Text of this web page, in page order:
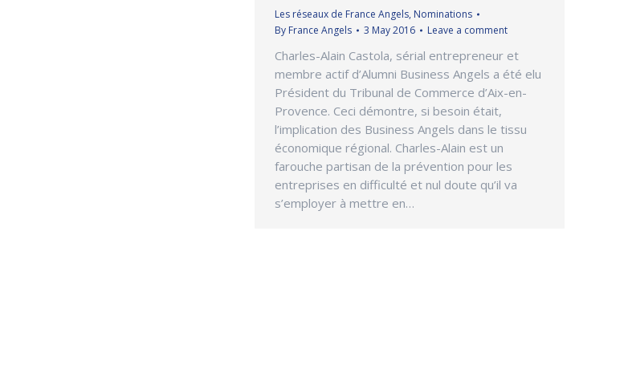
Les réseaux de France Angels, Nominations
By France Angels 3 May 2016 Leave a comment
Charles-Alain Castola, sérial entrepreneur et
membre actif d’Alumni Business Angels a été elu
Président du Tribunal de Commerce d’Aix-en-
Provence. Ceci démontre, si besoin était,
l’implication des Business Angels dans le tissu
économique régional. Charles-Alain est un
farouche partisan de la prévention pour les
entreprises en difficulté et nul doute qu’il va
s’employer à mettre en…